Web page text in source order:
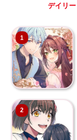
デイリー
1
2